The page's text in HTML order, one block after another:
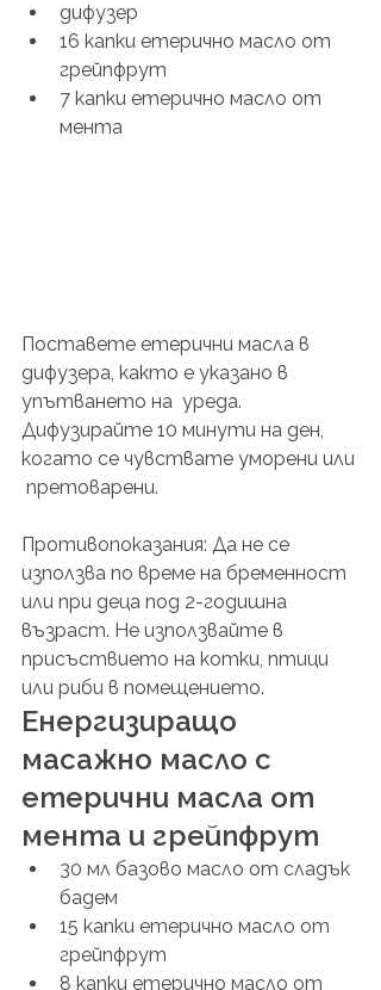
дифузер
16 капки етерично масло от
грейпфрут
7 капки етерично масло от
мента
Поставете етерични масла в
дифузера, както е указано в
упътването на  уреда.
Дифузирайте 10 минути на ден,
когато се чувствате уморени или
претоварени.
Противопоказания: Да не се
използва по време на бременност
или при деца под 2-годишна
възраст. Не използвайте в
присъствието на котки, птици
или риби в помещението.
Енергизиращо
масажно масло с
етерични масла от
мента и грейпфрут
30 мл базово масло от сладък
бадем
15 капки етерично масло от
грейпфрут
8 капки етерично масло от